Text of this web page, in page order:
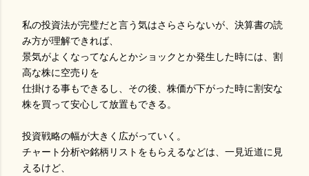
私の投資法が完璧だと言う気はさらさらないが、決算書の読
み方が理解できれば、
景気がよくなってなんとかショックとか発生した時には、割
高な株に空売りを
仕掛ける事もできるし、その後、株価が下がった時に割安な
株を買って安心して放置もできる。
投資戦略の幅が大きく広がっていく。
チャート分析や銘柄リストをもらえるなどは、一見近道に見
えるけど、